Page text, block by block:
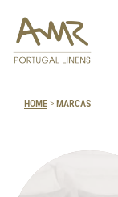
HOME>MARCAS